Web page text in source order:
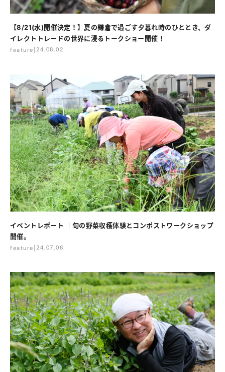
【8/21(水)開催決定！】夏の鎌倉で過ごす夕暮れ時のひととき、ダ
イレクトトレードの世界に浸るトークショー開催！
feature 24.08.02
イベントレポート ｜旬の野菜収穫体験とコンポストワークショップ
開催。
feature 24.07.08